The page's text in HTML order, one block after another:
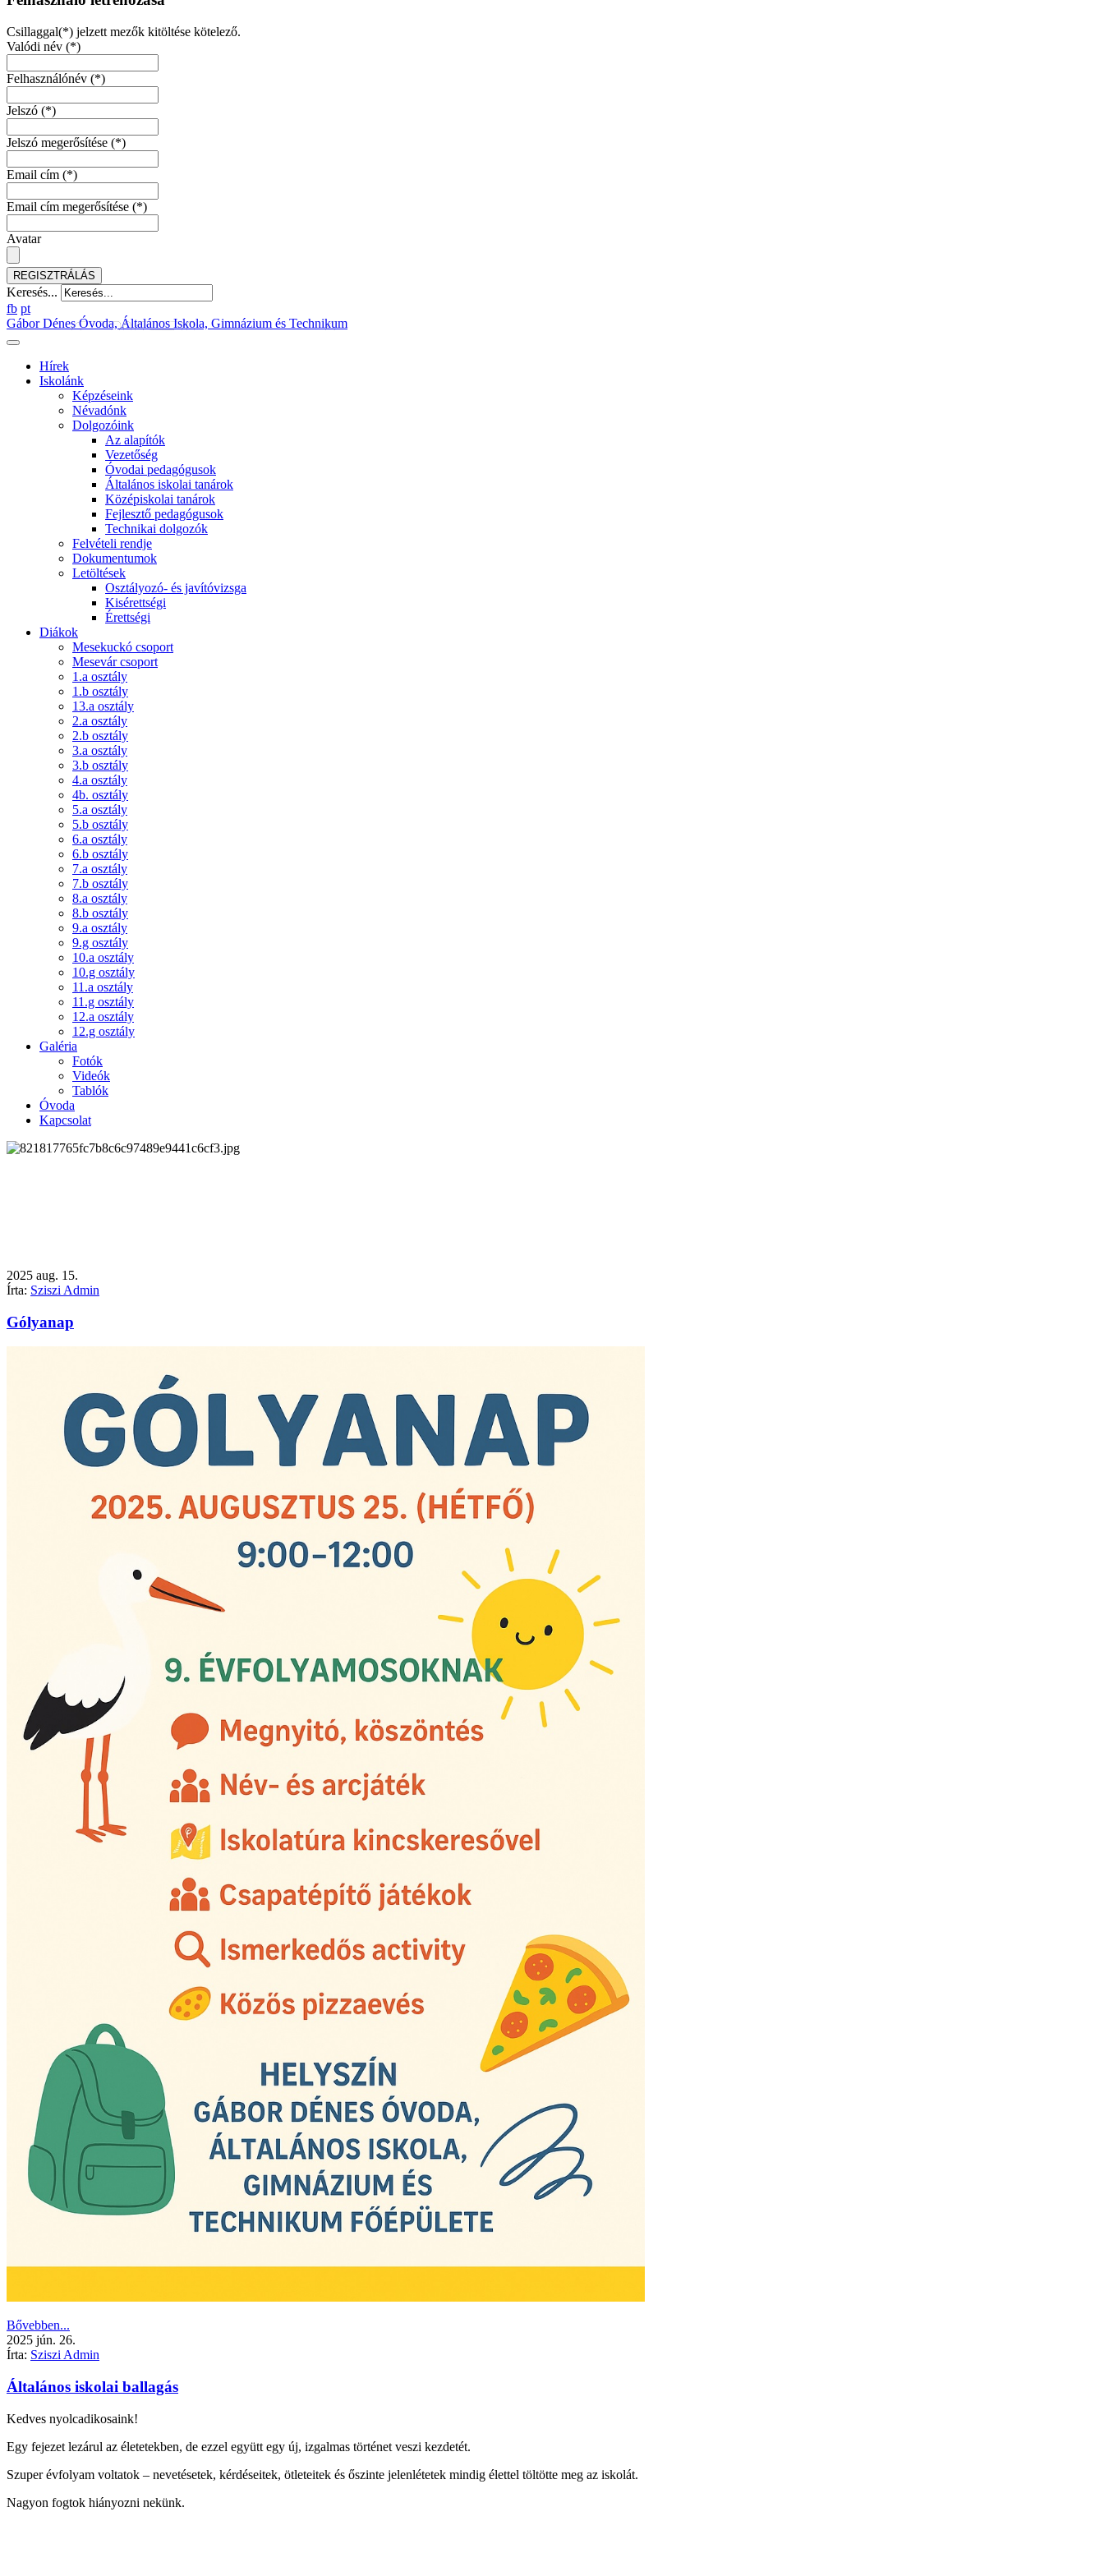
Csillaggal(*) jelzett mezők kitöltése kötelező.
Valódi név (*)
Felhasználónév (*)
Jelszó (*)
Jelszó megerősítése (*)
Email cím (*)
Email cím megerősítése (*)
Avatar
REGISZTRÁLÁS
Keresés...
fb pt
Gábor Dénes Óvoda, Általános Iskola, Gimnázium és Technikum
Hírek
Iskolánk
Képzéseink
Névadónk
Dolgozóink
Az alapítók
Vezetőség
Óvodai pedagógusok
Általános iskolai tanárok
Középiskolai tanárok
Fejlesztő pedagógusok
Technikai dolgozók
Felvételi rendje
Dokumentumok
Letöltések
Osztályozó- és javítóvizsga
Kisérettségi
Érettségi
Diákok
Mesekuckó csoport
Mesevár csoport
1.a osztály
1.b osztály
13.a osztály
2.a osztály
2.b osztály
3.a osztály
3.b osztály
4.a osztály
4b. osztály
5.a osztály
5.b osztály
6.a osztály
6.b osztály
7.a osztály
7.b osztály
8.a osztály
8.b osztály
9.a osztály
9.g osztály
10.a osztály
10.g osztály
11.a osztály
11.g osztály
12.a osztály
12.g osztály
Galéria
Fotók
Videók
Tablók
Óvoda
Kapcsolat
2025 aug. 15.
Írta: Sziszi Admin
Gólyanap
Bővebben...
2025 jún. 26.
Írta: Sziszi Admin
Általános iskolai ballagás
Kedves nyolcadikosaink!
Egy fejezet lezárul az életetekben, de ezzel együtt egy új, izgalmas történet veszi kezdetét.
Szuper évfolyam voltatok – nevetésetek, kérdéseitek, ötleteitek és őszinte jelenlétetek mindig élettel töltötte meg az iskolát.
Nagyon fogtok hiányozni nekünk.